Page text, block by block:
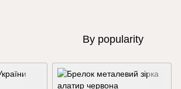
By popularity